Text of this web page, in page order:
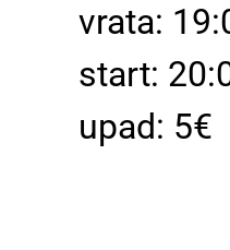
vrata:
start:
upad: 5€